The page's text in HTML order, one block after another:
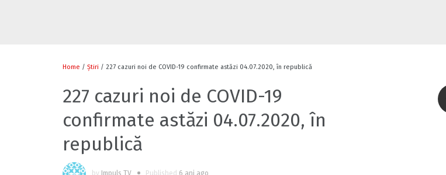
Home / Știri / 227 cazuri noi de COVID-19 confirmate astăzi 04.07.2020, în republică
227 cazuri noi de COVID-19
confirmate astăzi 04.07.2020, în
republică
by Impuls TV Published 6 ani ago